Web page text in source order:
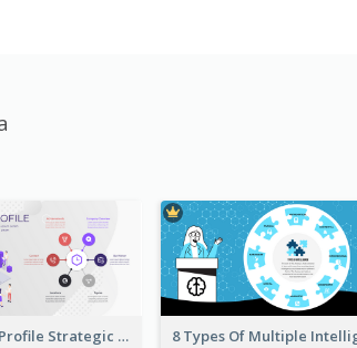
Company Profile Strategic Analysis